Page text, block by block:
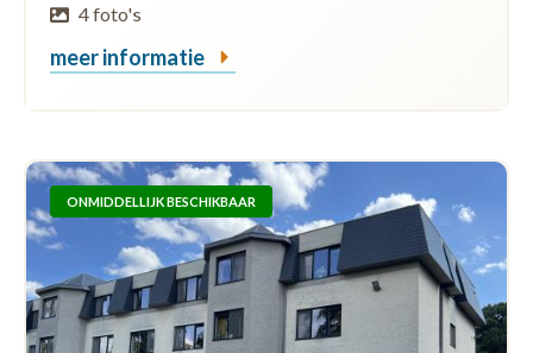
4 foto's
meer informatie
ONMIDDELLIJK BESCHIKBAAR